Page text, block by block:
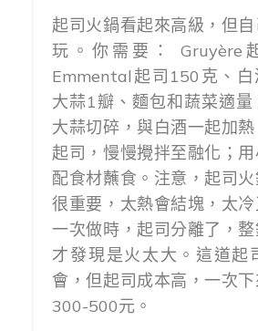
起司火鍋看起來高級，但
玩。你需要： Gruyère
Emmental起司150克、白
大蒜1瓣、麵包和蔬菜適
大蒜切碎，與白酒一起加
起司，慢慢攪拌至融化；
配食材蘸食。注意，起司
很重要，太熱會結塊，太
一次做時，起司分離了，
才發現是火太大。這道起
會，但起司成本高，一次
300-500元。